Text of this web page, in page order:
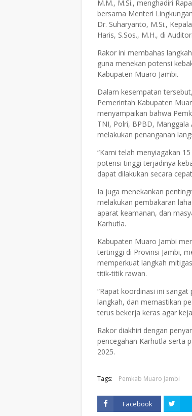
M.M., M.Si., menghadiri
bersama Menteri
Dr. Suharyanto, M.Si.,
Haris, S.Sos., M.H., di
Rakor ini membahas
guna menekan potensi
Kabupaten Muaro Jambi.
Dalam kesempatan tersebut,
Pemerintah Kabupaten
menyampaikan bahwa
TNI, Polri, BPBD,
melakukan penanganan
“Kami telah menyiagakan
potensi tinggi terjadinya
dapat dilakukan secara
Ia juga menekankan
melakukan pembakaran
aparat keamanan, dan
Karhutla.
Kabupaten Muaro Jambi
tertinggi di Provinsi Jambi,
memperkuat langkah
titik-titik rawan.
“Rapat koordinasi ini
langkah, dan memastikan
terus bekerja keras agar
Rakor diakhiri dengan
pencegahan Karhutla serta
2025.
Tags: Pemkab Muaro Jambi
Facebook